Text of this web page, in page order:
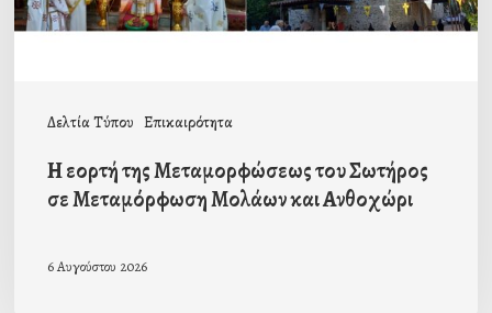
Δελτία Τύπου Επικαιρότητα
Μεταμόρφωση
Η εορτή της Μεταμορφώσεως του Σωτήρος
σε Μεταμόρφωση Μολάων και Ανθοχώρι
6 Αυγούστου 2026